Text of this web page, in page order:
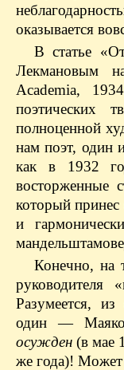
оказывается
В статье
Лекмановым
Academia,
поэтических
полноценной
нам поэт, один
как в 1932
восторженные
который принес
и
Конечно, на
руководителя
Разумеется,
один —
осужден (в мае
же года)! Может